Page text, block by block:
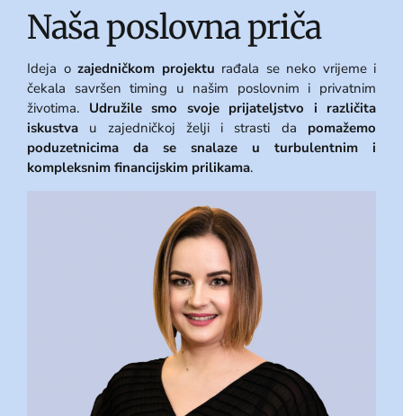
Naša poslovna priča
Ideja o zajedničkom projektu rađala se neko vrijeme i
čekala savršen timing u našim poslovnim i privatnim
životima. Udružile smo svoje prijateljstvo i različita
iskustva u zajedničkoj želji i strasti da pomažemo
poduzetnicima da se snalaze u turbulentnim i
kompleksnim financijskim prilikama.